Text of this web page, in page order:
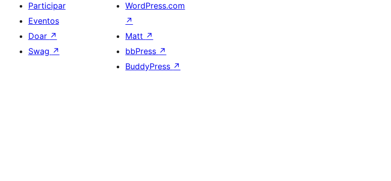
Participar
Eventos
Doar ↗
Swag ↗
WordPress.com
↗
Matt ↗
bbPress ↗
BuddyPress ↗